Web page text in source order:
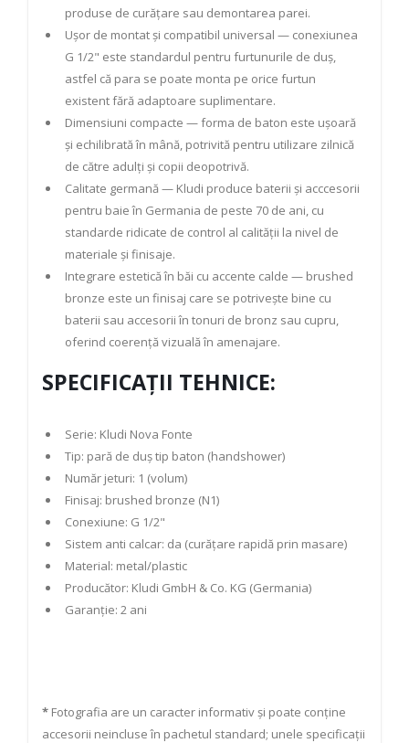
produse de curățare sau demontarea parei.
Ușor de montat și compatibil universal — conexiunea
G 1/2" este standardul pentru furtunurile de duș,
astfel că para se poate monta pe orice furtun
existent fără adaptoare suplimentare.
Dimensiuni compacte — forma de baton este ușoară
și echilibrată în mână, potrivită pentru utilizare zilnică
de către adulți și copii deopotrivă.
Calitate germană — Kludi produce baterii și acccesorii
pentru baie în Germania de peste 70 de ani, cu
standarde ridicate de control al calității la nivel de
materiale și finisaje.
Integrare estetică în băi cu accente calde — brushed
bronze este un finisaj care se potrivește bine cu
baterii sau accesorii în tonuri de bronz sau cupru,
oferind coerență vizuală în amenajare.
SPECIFICAȚII TEHNICE:
Serie: Kludi Nova Fonte
Tip: pară de duș tip baton (handshower)
Număr jeturi: 1 (volum)
Finisaj: brushed bronze (N1)
Conexiune: G 1/2"
Sistem anti calcar: da (curățare rapidă prin masare)
Material: metal/plastic
Producător: Kludi GmbH & Co. KG (Germania)
Garanție: 2 ani
* Fotografia are un caracter informativ și poate conține
accesorii neincluse în pachetul standard; unele specificații